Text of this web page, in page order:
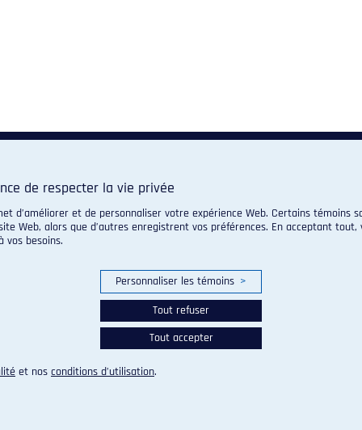
de respecter la vie privée
d’améliorer et de personnaliser votre expérience Web. Certains témoins
Web, alors que d’autres enregistrent vos préférences. En acceptant
vos besoins.
Personnaliser les témoins >
Tout refuser
Tout accepter
et nos conditions d’utilisation.